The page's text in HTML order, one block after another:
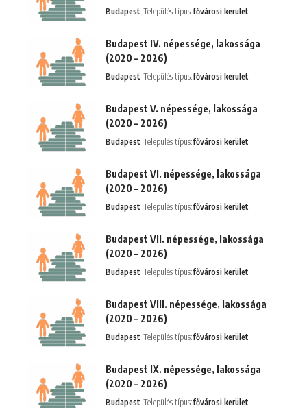
Budapest Település típus:fővárosi kerület
Budapest IV. népessége, lakossága
(2020 – 2026)
Budapest Település típus:fővárosi kerület
Budapest V. népessége, lakossága
(2020 – 2026)
Budapest Település típus:fővárosi kerület
Budapest VI. népessége, lakossága
(2020 – 2026)
Budapest Település típus:fővárosi kerület
Budapest VII. népessége, lakossága
(2020 – 2026)
Budapest Település típus:fővárosi kerület
Budapest VIII. népessége, lakossága
(2020 – 2026)
Budapest Település típus:fővárosi kerület
Budapest IX. népessége, lakossága
(2020 – 2026)
Budapest Település típus:fővárosi kerület